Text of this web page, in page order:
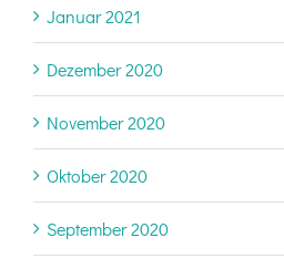
Januar 2021
Dezember 2020
November 2020
Oktober 2020
September 2020